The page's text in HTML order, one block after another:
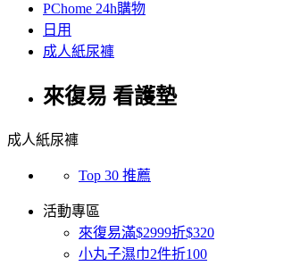
PChome 24h購物
日用
成人紙尿褲
來復易 看護墊
成人紙尿褲
Top 30 推薦
活動專區
來復易滿$2999折$320
小丸子濕巾2件折100